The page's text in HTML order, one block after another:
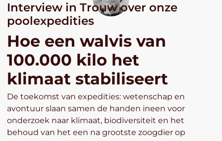
Interview in Trouw over onze
poolexpedities
Hoe een walvis van
100.000 kilo het
klimaat stabiliseert
De toekomst van expedities: wetenschap en
avontuur slaan samen de handen ineen voor
onderzoek naar klimaat, biodiversiteit en het
behoud van het een na grootste zoogdier op